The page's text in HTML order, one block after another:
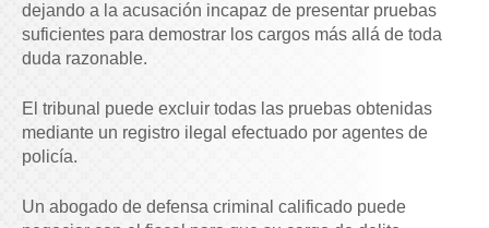
dejando a la acusación incapaz de presentar pruebas
suficientes para demostrar los cargos más allá de toda
duda razonable.
El tribunal puede excluir todas las pruebas obtenidas
mediante un registro ilegal efectuado por agentes de
policía.
Un abogado de defensa criminal calificado puede